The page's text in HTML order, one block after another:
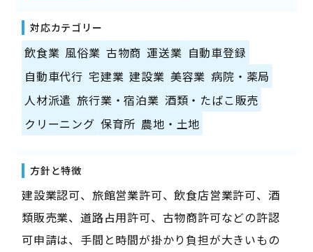
対応カテゴリー
飲食業 風俗業 古物商 運送業 自動車登録
自動車代行 宅建業 建設業 美容業 病院・薬局
人材派遣 旅行業・宿泊業 酒類・たばこ販売
クリーニング 保育所 農地・土地
方針と特徴
建設業認可、旅館営業許可、飲食店営業許可、酒
類販売業、道路占用許可、古物商許可などの許認
可申請は、手間と時間が掛かり負担が大きいもの